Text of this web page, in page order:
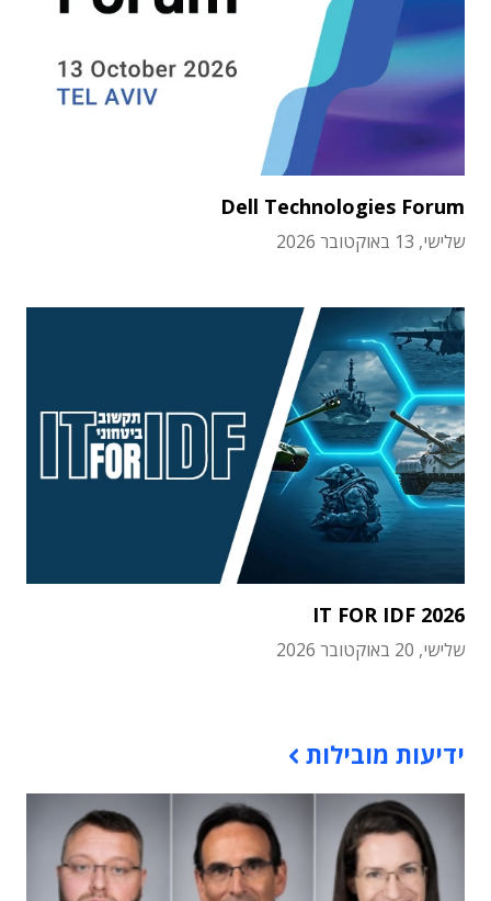
Dell Technologies Forum
שלישי, 13 באוקטובר 2026
IT FOR IDF 2026
שלישי, 20 באוקטובר 2026
ידיעות מובילות